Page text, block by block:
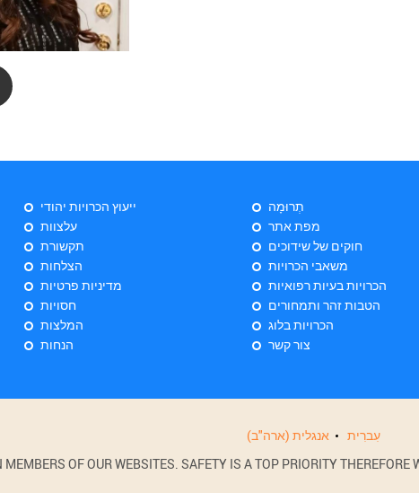
ייעוץ הכרויות יהודי
עלצוות
תקשורת
הצלחות
מדיניות פרטיות
חסויות
המלצות
הנחות
תְרוּמָה
מפת אתר
חוקים של שידוכים
משאבי הכרויות
הכרויות בעיות רפואיות
הטבות זהר ותמחורים
הכרויות בלוג
צור קשר
אנגלית (ארה"ב) עִברִית
OF OUR WEBSITES. SAFETY IS A TOP PRIORITY